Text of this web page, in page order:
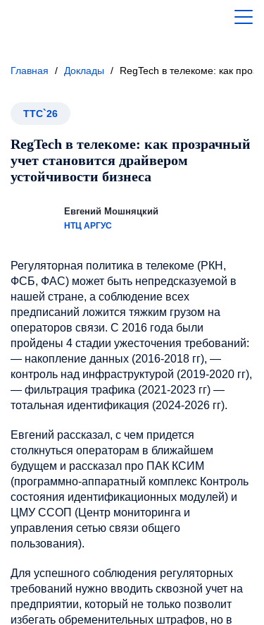
Главная / Доклады / RegTech в телекоме: как
ТТС`26
RegTech в телекоме: как прозрачный
учет становится драйвером
устойчивости бизнеса
Евгений Мошняцкий
НТЦ АРГУС
Регуляторная политика в телекоме (РКН,
ФСБ, ФАС) может быть непредсказуемой в
нашей стране, а соблюдение всех
предписаний ложится тяжким грузом на
операторов связи. С 2016 года были
пройдены 4 стадии ужесточения требований:
— накопление данных (2016-2018 гг), —
контроль над инфраструктурой (2019-2020 гг),
— фильтрация трафика (2021-2023 гг) —
тотальная идентификация (2024-2026 гг).
Евгений рассказал, с чем придется
столкнуться операторам в ближайшем
будущем и рассказал про ПАК КСИМ
(программно-аппаратный комплекс Контроль
состояния идентификационных модулей) и
ЦМУ ССОП (Центр мониторинга и
управления сетью связи общего
пользования).
Для успешного соблюдения регуляторных
требований нужно вводить сквозной учет на
предприятии, который не только позволит
избегать обременительных штрафов, но в